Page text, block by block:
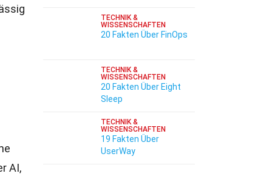
AI,
TECHNIK &
WISSENSCHAFTEN
20 Fakten Über FinOps
TECHNIK &
WISSENSCHAFTEN
20 Fakten Über Eight
Sleep
TECHNIK &
WISSENSCHAFTEN
19 Fakten Über
UserWay